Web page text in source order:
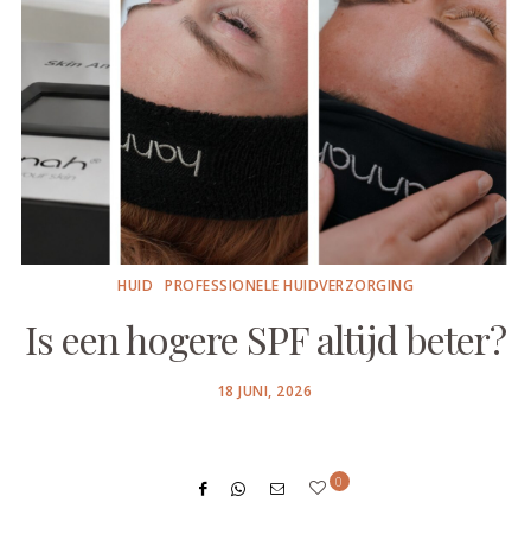
HUID PROFESSIONELE HUIDVERZORGING
Is een hogere SPF altijd beter?
POSTED
18 JUNI, 2026
0